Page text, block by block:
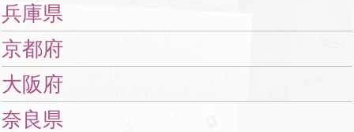
兵庫県
京都府
大阪府
奈良県